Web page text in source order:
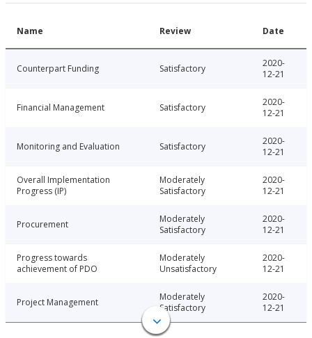
Name Review Date
Counterpart Funding Satisfactory
2020-
12-21
Financial Management Satisfactory
2020-
12-21
Monitoring and Evaluation Satisfactory
2020-
12-21
Overall Implementation
Progress (IP)
Moderately
Satisfactory
2020-
12-21
Procurement
Moderately
Satisfactory
2020-
12-21
Progress towards
achievement of PDO
Moderately
Unsatisfactory
2020-
12-21
Project Management
Moderately
Satisfactory
2020-
12-21